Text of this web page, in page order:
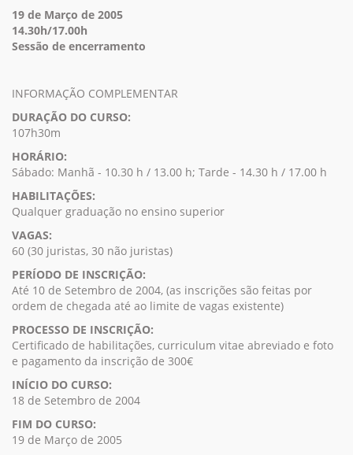
19 de Março de 2005
14.30h/17.00h
Sessão de encerramento
INFORMAÇÃO COMPLEMENTAR
DURAÇÃO DO CURSO:
107h30m
HORÁRIO:
Sábado: Manhã - 10.30 h / 13.00 h; Tarde - 14.30 h / 17.00 h
HABILITAÇÕES:
Qualquer graduação no ensino superior
VAGAS:
60 (30 juristas, 30 não juristas)
PERÍODO DE INSCRIÇÃO:
Até 10 de Setembro de 2004, (as inscrições são feitas por
ordem de chegada até ao limite de vagas existente)
PROCESSO DE INSCRIÇÃO:
Certificado de habilitações, curriculum vitae abreviado e foto
e pagamento da inscrição de 300€
INÍCIO DO CURSO:
18 de Setembro de 2004
FIM DO CURSO:
19 de Março de 2005